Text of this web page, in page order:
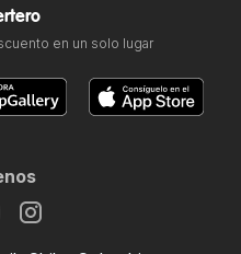
en un solo lugar